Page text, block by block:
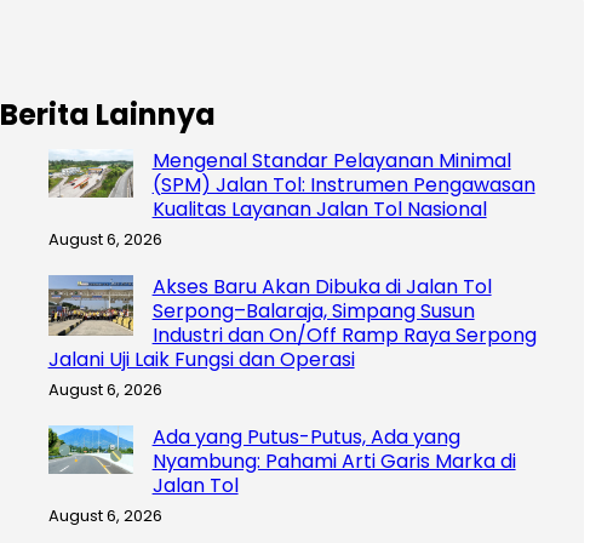
Berita Lainnya
Mengenal Standar Pelayanan Minimal
(SPM) Jalan Tol: Instrumen Pengawasan
Kualitas Layanan Jalan Tol Nasional
August 6, 2026
Akses Baru Akan Dibuka di Jalan Tol
Serpong–Balaraja, Simpang Susun
Industri dan On/Off Ramp Raya Serpong
Jalani Uji Laik Fungsi dan Operasi
August 6, 2026
Ada yang Putus-Putus, Ada yang
Nyambung: Pahami Arti Garis Marka di
Jalan Tol
August 6, 2026